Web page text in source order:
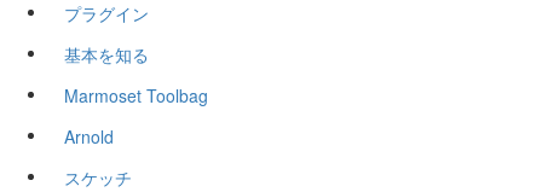
プラグイン
基本を知る
Marmoset Toolbag
Arnold
スケッチ